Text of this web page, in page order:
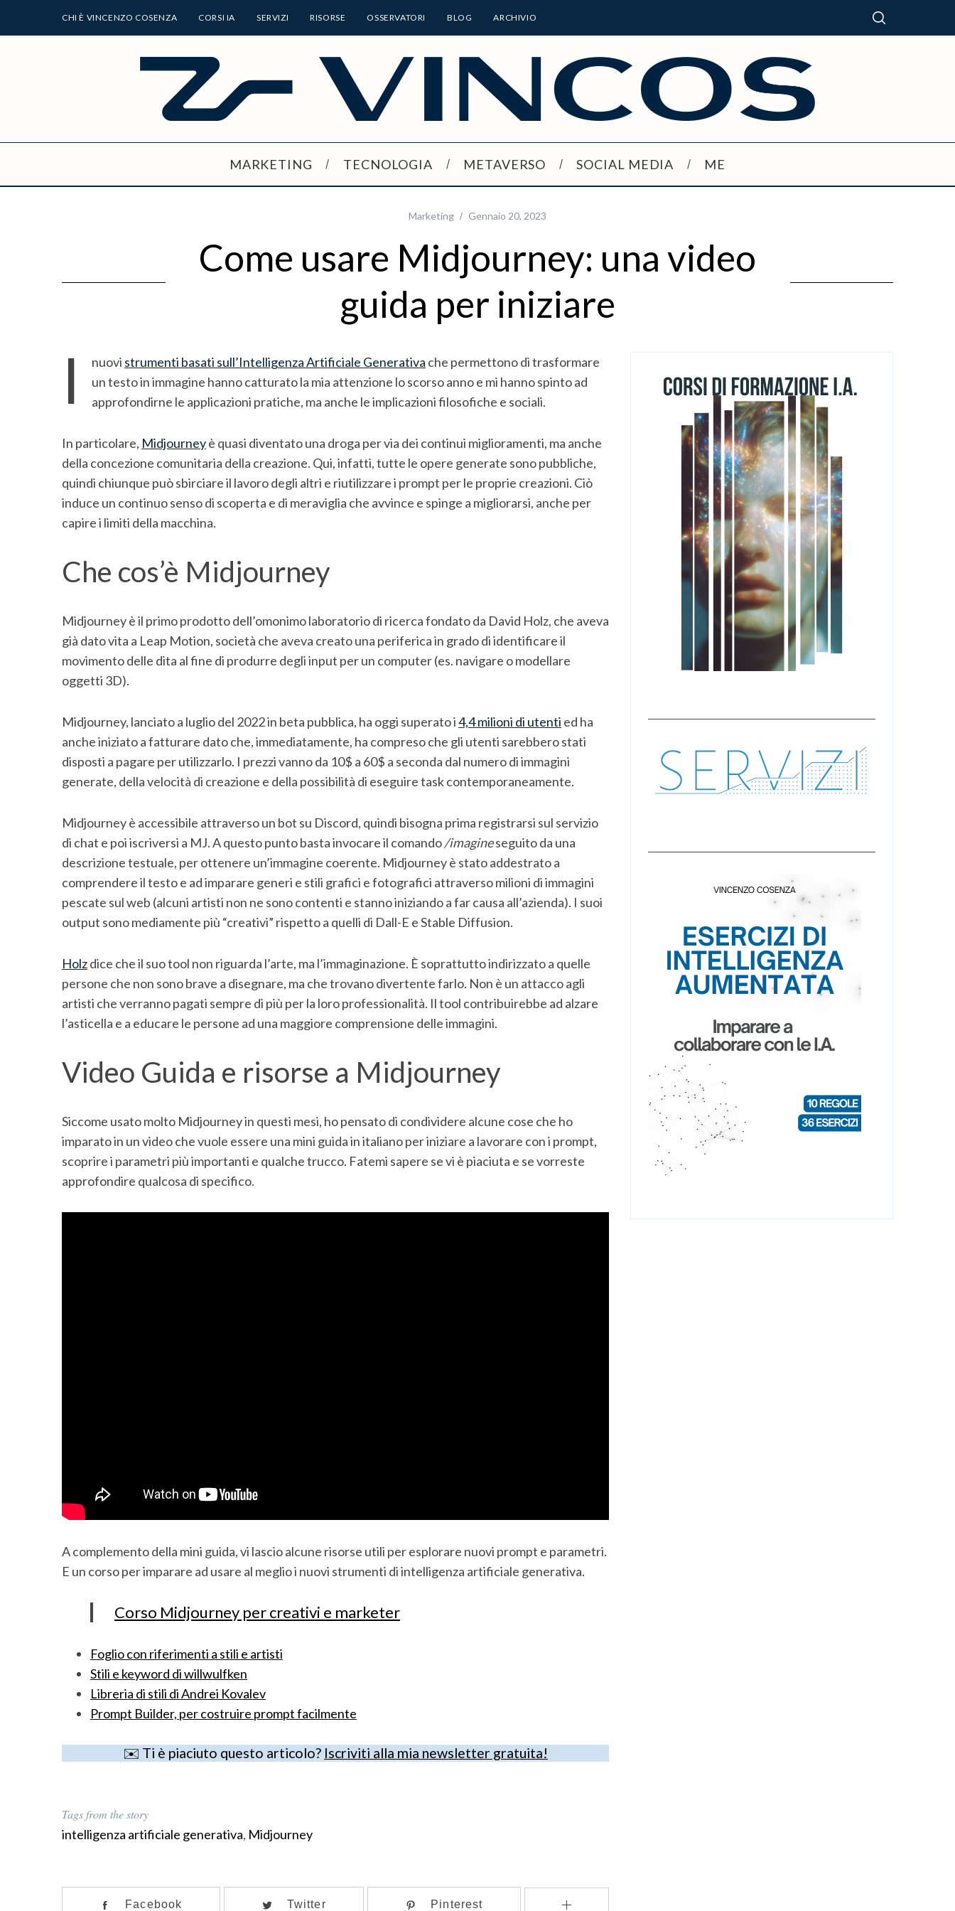
CHI È VINCENZO COSENZA CORSI IA SERVIZI RISORSE OSSERVATORI BLOG ARCHIVIO
MARKETING TECNOLOGIA METAVERSO SOCIAL MEDIA ME
Marketing Gennaio 20, 2023
Come usare Midjourney: una video
guida per iniziare
I nuovi strumenti basati sull’Intelligenza Artificiale Generativa che permettono di trasformare
un testo in immagine hanno catturato la mia attenzione lo scorso anno e mi hanno spinto ad
approfondirne le applicazioni pratiche, ma anche le implicazioni filosofiche e sociali.
In particolare, Midjourneyè quasi diventato una droga per via dei continui miglioramenti, ma anche
della concezione comunitaria della creazione. Qui, infatti, tutte le opere generate sono pubbliche,
quindi chiunque può sbirciare il lavoro degli altri e riutilizzare i prompt per le proprie creazioni. Ciò
induce un continuo senso di scoperta e di meraviglia che avvince e spinge a migliorarsi, anche per
capire i limiti della macchina.
Che cos’è Midjourney
Midjourney è il primo prodotto dell’omonimo laboratorio di ricerca fondato da David Holz, che aveva
già dato vita a Leap Motion, società che aveva creato una periferica in grado di identificare il
movimento delle dita al fine di produrre degli input per un computer (es. navigare o modellare
oggetti 3D).
Midjourney, lanciato a luglio del 2022 in beta pubblica, ha oggi superato i4,4 milioni di utenti ed ha
anche iniziato a fatturare dato che, immediatamente, ha compreso che gli utenti sarebbero stati
disposti a pagare per utilizzarlo. I prezzi vanno da 10$ a 60$ a seconda dal numero di immagini
generate, della velocità di creazione e della possibilità di eseguire task contemporaneamente.
Midjourney è accessibile attraverso un bot su Discord, quindi bisogna prima registrarsi sul servizio
di chat e poi iscriversi a MJ. A questo punto basta invocare il comando/imagineseguito da una
descrizione testuale, per ottenere un’immagine coerente. Midjourney è stato addestrato a
comprendere il testo e ad imparare generi e stili grafici e fotografici attraverso milioni di immagini
pescate sul web (alcuni artisti non ne sono contenti e stanno iniziando a far causa all’azienda). I suoi
output sono mediamente più “creativi” rispetto a quelli di Dall-E e Stable Diffusion.
Holzdice che il suo tool non riguarda l’arte, ma l’immaginazione. È soprattutto indirizzato a quelle
persone che non sono brave a disegnare, ma che trovano divertente farlo. Non è un attacco agli
artisti che verranno pagati sempre di più per la loro professionalità. Il tool contribuirebbe ad alzare
l’asticella e a educare le persone ad una maggiore comprensione delle immagini.
Video Guida e risorse a Midjourney
Siccome usato molto Midjourney in questi mesi, ho pensato di condividere alcune cose che ho
imparato in un video che vuole essere una mini guida in italiano per iniziare a lavorare con i prompt,
scoprire i parametri più importanti e qualche trucco. Fatemi sapere se vi è piaciuta e se vorreste
approfondire qualcosa di specifico.
A complemento della mini guida, vi lascio alcune risorse utili per esplorare nuovi prompt e parametri.
E un corso per imparare ad usare al meglio i nuovi strumenti di intelligenza artificiale generativa.
Corso Midjourney per creativi e marketer
Foglio con riferimenti a stili e artisti
Stili e keyword di willwulfken
Libreria di stili di Andrei Kovalev
Prompt Builder, per costruire prompt facilmente
✉️ Ti è piaciuto questo articolo? Iscriviti alla mia newsletter gratuita!
Tags from the story
intelligenza artificiale generativa, Midjourney
Facebook Twitter Pinterest
S
e
h
f
o